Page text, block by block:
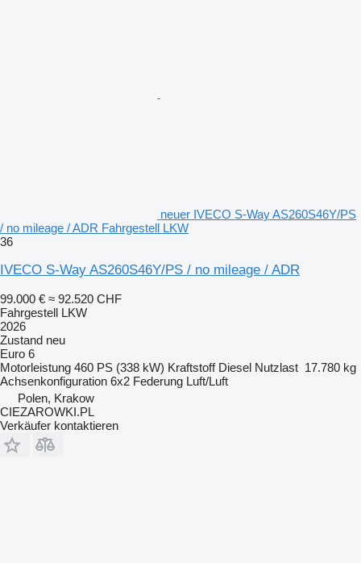
neuer IVECO S-Way AS260S46Y/PS
/ no mileage / ADR Fahrgestell LKW
36
IVECO S-Way AS260S46Y/PS / no mileage / ADR
99.000 € ≈ 92.520 CHF
Fahrgestell LKW
2026
Zustand neu
Euro 6
Motorleistung 460 PS (338 kW) Kraftstoff Diesel Nutzlast 17.780 kg
Achsenkonfiguration 6x2 Federung Luft/Luft
Polen, Krakow
CIEZAROWKI.PL
Verkäufer kontaktieren